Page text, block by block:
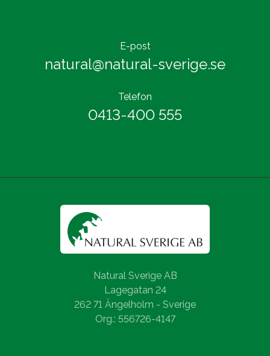
E-post
natural@natural-sverige.se
Telefon
0413-400 555
Natural Sverige AB
Lagegatan 24
262 71 Ängelholm - Sverige
Org.: 556726-4147